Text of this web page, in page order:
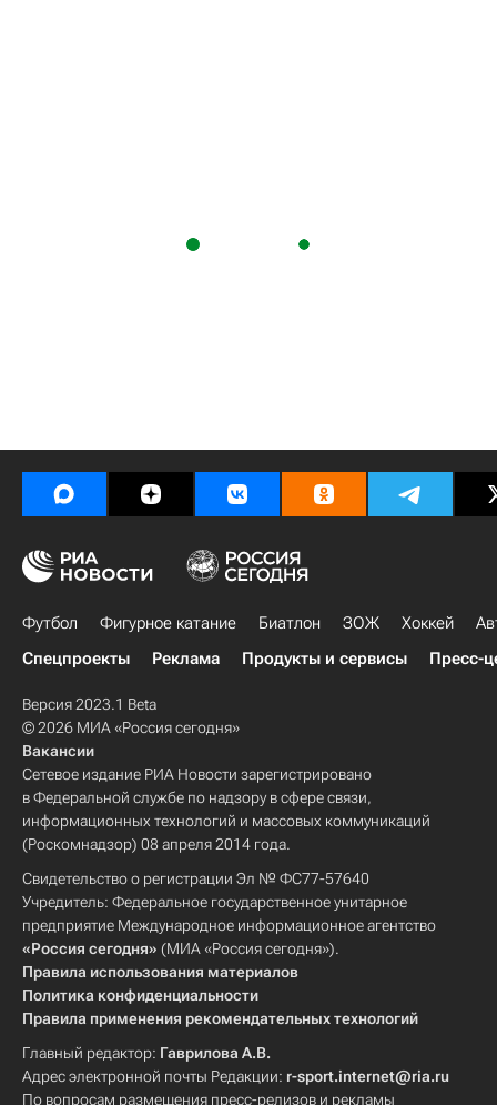
Футбол Фигурное катание Биатлон ЗОЖ Хоккей
Спецпроекты
Реклама Продукты и сервисы Пресс-
Версия 2023.1 Beta
© 2026 МИА «Россия сегодня»
Вакансии
Сетевое издание РИА Новости зарегистрировано
в Федеральной службе по надзору в сфере связи,
информационных технологий и массовых коммуникаций
(Роскомнадзор) 08 апреля 2014 года.
Свидетельство о регистрации Эл № ФС77-57640
Учредитель: Федеральное государственное унитарное
предприятие Международное информационное агентство
«Россия сегодня» (МИА «Россия сегодня»).
Правила использования материалов
Политика конфиденциальности
Правила применения рекомендательных технологий
Главный редактор: Гаврилова А.В.
Адрес электронной почты Редакции: r-sport.internet@ria.ru
По вопросам размещения пресс-релизов и рекламы